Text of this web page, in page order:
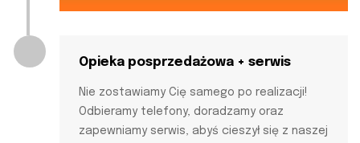
Opieka posprzedażowa + serwis
Nie zostawiamy Cię samego po realizacji!
Odbieramy telefony, doradzamy oraz
zapewniamy serwis, abyś cieszył się z naszej